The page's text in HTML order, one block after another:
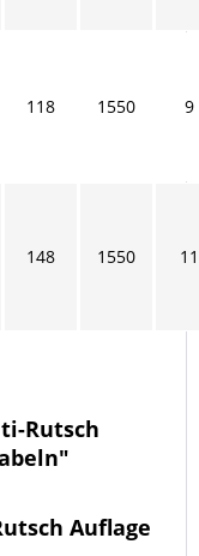
118 1550 9
148 1550 11
Rutsch
Auflage